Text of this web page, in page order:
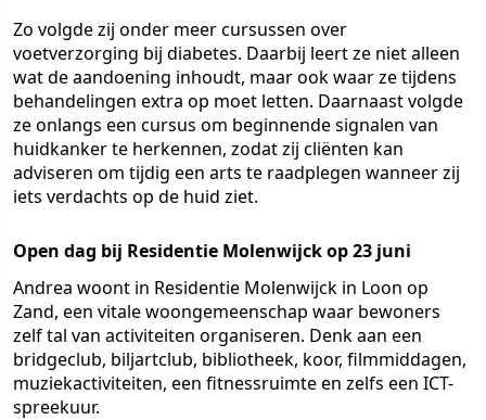
Zo volgde zij onder meer cursussen over
voetverzorging bij diabetes. Daarbij leert ze niet alleen
wat de aandoening inhoudt, maar ook waar ze tijdens
behandelingen extra op moet letten. Daarnaast volgde
ze onlangs een cursus om beginnende signalen van
huidkanker te herkennen, zodat zij cliënten kan
adviseren om tijdig een arts te raadplegen wanneer zij
iets verdachts op de huid ziet.
Open dag bij Residentie Molenwijck op 23 juni
Andrea woont in Residentie Molenwijck in Loon op
Zand, een vitale woongemeenschap waar bewoners
zelf tal van activiteiten organiseren. Denk aan een
bridgeclub, biljartclub, bibliotheek, koor, filmmiddagen,
muziekactiviteiten, een fitnessruimte en zelfs een ICT-
spreekuur.